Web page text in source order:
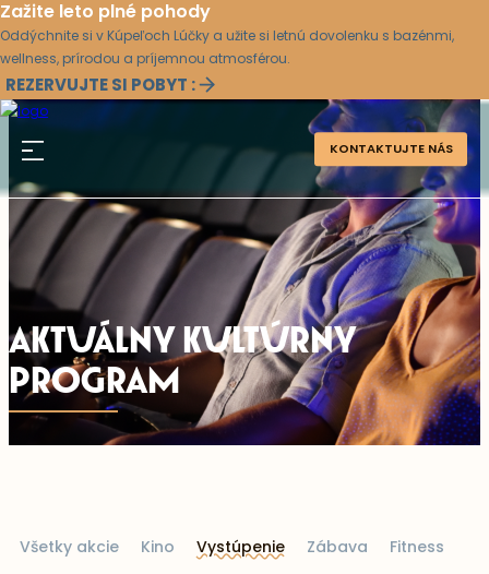
Zažite leto plné pohody
Oddýchnite si v Kúpeľoch Lúčky a užite si letnú dovolenku s bazénmi,
wellness, prírodou a príjemnou atmosférou.
REZERVUJTE SI POBYT :
KONTAKTUJTE NÁS
AKTUÁLNY KULTÚRNY
PROGRAM
Všetky akcie Kino Vystúpenie Zábava Fitness